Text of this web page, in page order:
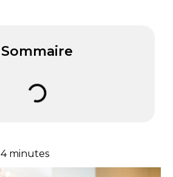
Sommaire
4 minutes